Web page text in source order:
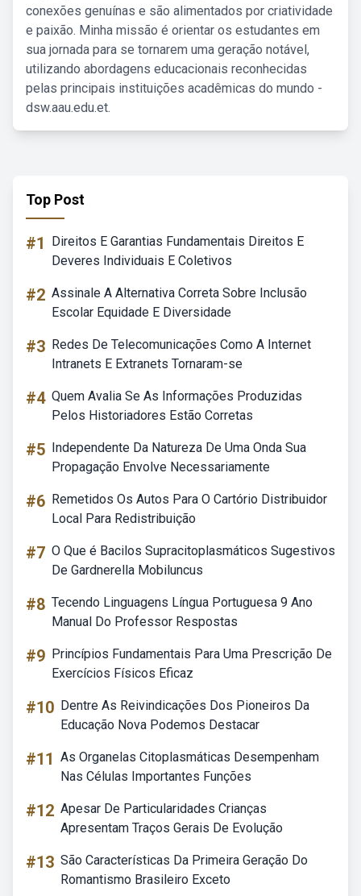
conexões genuínas e são alimentados por criatividade
e paixão. Minha missão é orientar os estudantes em
sua jornada para se tornarem uma geração notável,
utilizando abordagens educacionais reconhecidas
pelas principais instituições acadêmicas do mundo -
dsw.aau.edu.et.
Top Post
#1
Direitos E Garantias Fundamentais Direitos E
Deveres Individuais E Coletivos
#2 Assinale A Alternativa Correta Sobre Inclusão
Escolar Equidade E Diversidade
#3 Redes De Telecomunicações Como A Internet
Intranets E Extranets Tornaram-se
#4 Quem Avalia Se As Informações Produzidas
Pelos Historiadores Estão Corretas
#5 Independente Da Natureza De Uma Onda Sua
Propagação Envolve Necessariamente
#6 Remetidos Os Autos Para O Cartório Distribuidor
Local Para Redistribuição
#7 O Que é Bacilos Supracitoplasmáticos Sugestivos
De Gardnerella Mobiluncus
#8 Tecendo Linguagens Língua Portuguesa 9 Ano
Manual Do Professor Respostas
#9 Princípios Fundamentais Para Uma Prescrição De
Exercícios Físicos Eficaz
#10 Dentre As Reivindicações Dos Pioneiros Da
Educação Nova Podemos Destacar
#11 As Organelas Citoplasmáticas Desempenham
Nas Células Importantes Funções
#12 Apesar De Particularidades Crianças
Apresentam Traços Gerais De Evolução
#13 São Características Da Primeira Geração Do
Romantismo Brasileiro Exceto